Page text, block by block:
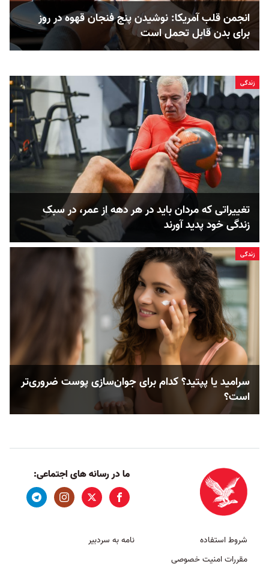
انجمن قلب آمریکا: نوشیدن پنج فنجان قهوه در روز
برای بدن قابل ‌تحمل است
زندگی
تغییراتی که مردان باید در هر دهه از عمر، در سبک
زندگی خود پدید آورند
زندگی
سرامید یا پپتید؟ کدام‌‌ برای جوان‌سازی پوست ضروری‌تر
است؟
ما در رسانه های اجتماعی:
شروط استفاده
مقررات امنیت خصوصی
نامه به سردبیر